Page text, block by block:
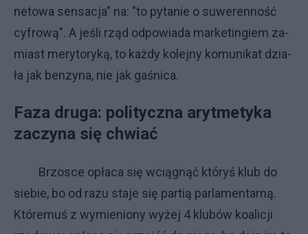
ne­to­wa sen­sa­cja" na: "to py­ta­nie o su­wer­en­no­ść
cy­fro­wą". A je­śli rząd od­po­wia­da mar­ke­tin­giem za­
mia­st me­ry­to­ry­ką, to każ­dy ko­lej­ny ko­mu­ni­kat dzia­
ła jak ben­zy­na, nie jak ga­śni­ca.
Fa­za dru­ga: po­li­tycz­na aryt­me­ty­ka
za­czy­na się chwiać
Brzo­sce opła­ca się wcią­gnąć któ­ryś klub do
sie­bie, bo od ra­zu sta­je się par­tią par­la­men­tar­ną.
Któ­re­muś z wy­mie­nio­ny wy­żej 4 klu­bów ko­ali­cji